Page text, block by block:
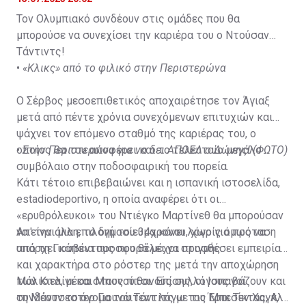
Τον Ολυμπιακό συνδέουν στις ομάδες που θα
μπορούσε να συνεχίσει την καριέρα του ο Ντούσαν
Τάντιντς!
• «Κλικς» από το φιλικό στην Περιστερώνα
Ο Σέρβος μεσοεπιθετικός αποχαιρέτησε τον Άγιαξ
μετά από πέντε χρόνια συνεχόμενων επιτυχιών και
ψάχνει τον επόμενο σταθμό της καριέρας του, ο
οποίος θα του αποφέρει και το τελευταίο μεγάλο
συμβόλαιο στην ποδοσφαιρική του πορεία.
•Στην Περιστερώνα για να δει ΑΠΟΕΛ ο Δώνης! (ΦΩΤΟ)
Κάτι τέτοιο επιβεβαιώνει και η ισπανική ιστοσελίδα,
estadiodeportivo, η οποία αναφέρει ότι οι
«ερυθρόλευκοι» του Ντιέγκο Μαρτίνεθ θα μπορούσαν
να είναι μια επιλογή του 34χρονου, χωρίς όμως να
υπάρχει κάποια προσφορά μέχρι στιγμής.
Απ' την άλλη, το δημοσίευμα κάνει λόγο για πρόταση
από τη Γιουβέντους που θέλει να προσθέσει εμπειρία
και χαρακτήρα στο ρόστερ της μετά την αποχώρηση
των Κιελίνι και Μπονούτσι. Επίσης, οι Ισπανοί
συνδέουν το όνομα του Τάντιτς με τις Μπεσίκτας, Αλ
Μάλιστα, μέσα στους πιθανούς συλλόγους βάζουν και
τη Μάντσεστερ Γιουνάιτεντ λόγω του Έρικ Τεν Χαγκ, ο